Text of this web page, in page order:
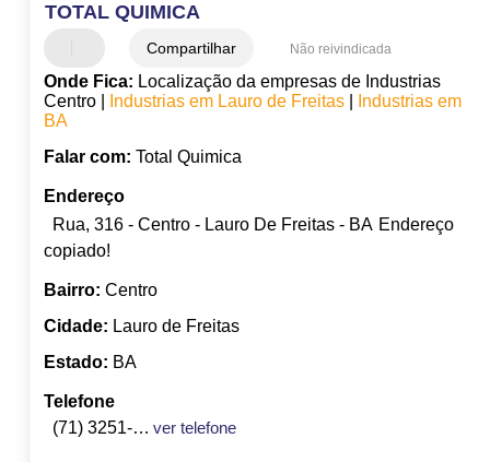
TOTAL QUIMICA
Compartilhar Não reivindicada
Onde Fica: Localização da empresas de Industrias
Centro |
Industrias em Lauro de Freitas|
Industrias em
BA
Falar com: Total Quimica
Endereço
Rua, 316 - Centro - Lauro De Freitas - BA Endereço
copiado!
Bairro: Centro
Cidade: Lauro de Freitas
Estado: BA
Telefone
(71) 3251-4080
ver telefone